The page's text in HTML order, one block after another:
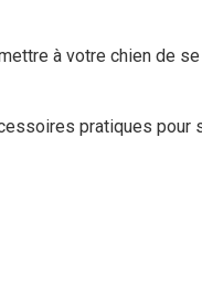
à votre chien de
pratiques pour